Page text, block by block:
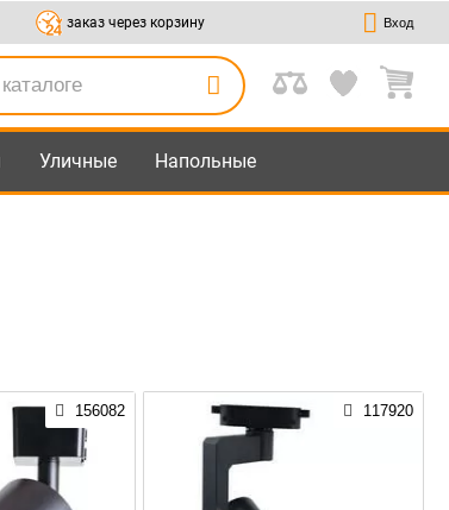
заказ через корзину Вход
Уличные Напольные
156082 117920